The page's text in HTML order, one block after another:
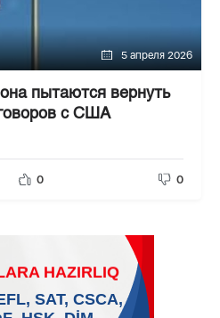
5 апреля 2026
пытаются вернуть
с США
0 0